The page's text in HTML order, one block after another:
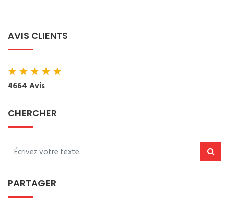
AVIS CLIENTS
★★★★★
4664 Avis
CHERCHER
PARTAGER